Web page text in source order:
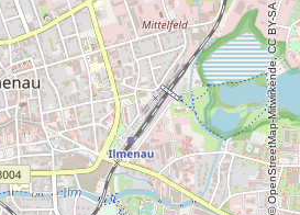
© OpenStreetMap-Mitwirkende, CC BY-SA